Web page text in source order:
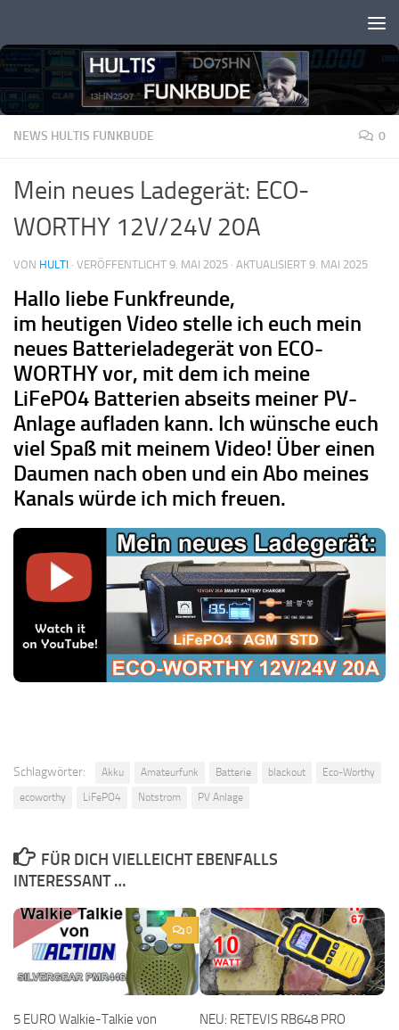
NEWS HULTIS FUNKBUDE 0
Mein neues Ladegerät: ECO-
WORTHY 12V/24V 20A
VON HULTI · VERÖFFENTLICHT 9. MAI 2025 · AKTUALISIERT 9. MAI 2025
Hallo liebe Funkfreunde,
im heutigen Video stelle ich euch mein
neues Batterieladegerät von ECO-
WORTHY vor, mit dem ich meine
LiFePO4 Batterien abseits meiner PV-
Anlage aufladen kann. Ich wünsche euch
viel Spaß mit meinem Video! Über einen
Daumen nach oben und ein Abo meines
Kanals würde ich mich freuen.
Schlagwörter: Akku Amateurfunk Batterie blackout
Eco-Worthy
ecoworthy
LiFePO4 Notstrom PV Anlage
FÜR DICH VIELLEICHT EBENFALLS
INTERESSANT …
0
5 EURO Walkie-Talkie von
NEU: RETEVIS RB648 PRO